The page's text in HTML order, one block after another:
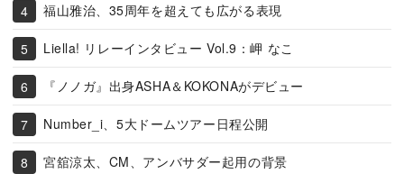
福山雅治、35周年を超えても広がる表現
Liella! リレーインタビュー Vol.9：岬 なこ
『ノノガ』出身ASHA＆KOKONAがデビュー
Number_i、5大ドームツアー日程公開
宮舘涼太、CM、アンバサダー起用の背景